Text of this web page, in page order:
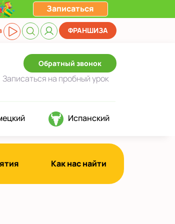
Записаться
ФРАНШИЗА
Обратный звонок
Записаться на пробный урок
Испанский
Как нас найти